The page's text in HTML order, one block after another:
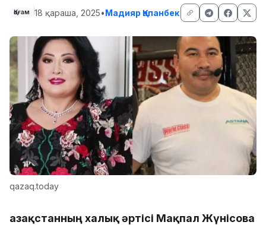
Қоғам 18 қараша, 2025•Мадияр Қапанбек
qazaq.today
Қазақстанның халық әртісі Мақпал Жүнісова